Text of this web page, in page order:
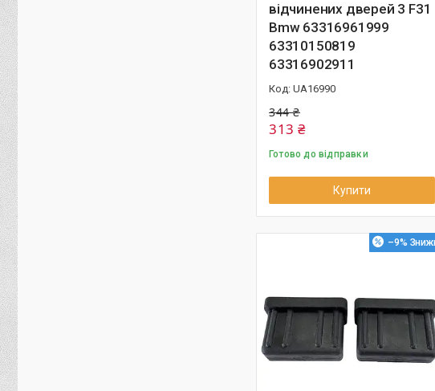
відчинених дверей 3 F31
Bmw 63316961999
63310150819
63316902911
UA16990
344 ₴
313 ₴
Готово до відправки
Купити
–9%